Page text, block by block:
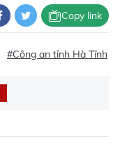
Copy link
#Công an tỉnh Hà Tĩnh